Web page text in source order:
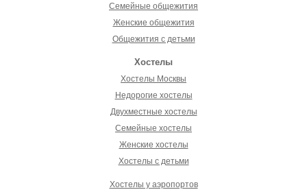
Семейные общежития
Женские общежития
Общежития с детьми
Хостелы
Хостелы Москвы
Недорогие хостелы
Двухместные хостелы
Семейные хостелы
Женские хостелы
Хостелы с детьми
Хостелы у аэропортов